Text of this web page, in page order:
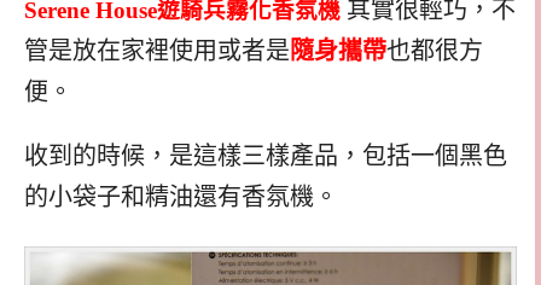
Serene House遊騎兵霧化香氛機 其實很輕巧，不
管是放在家裡使用或者是隨身攜帶也都很方
便。
收到的時候，是這樣三樣產品，包括一個黑色
的小袋子和精油還有香氛機。